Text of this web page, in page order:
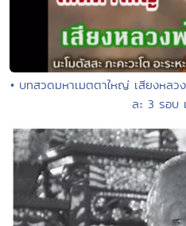
• บทสวดมหาเมตตาใหญ่ เสียงหล
ละ 3 รอบ